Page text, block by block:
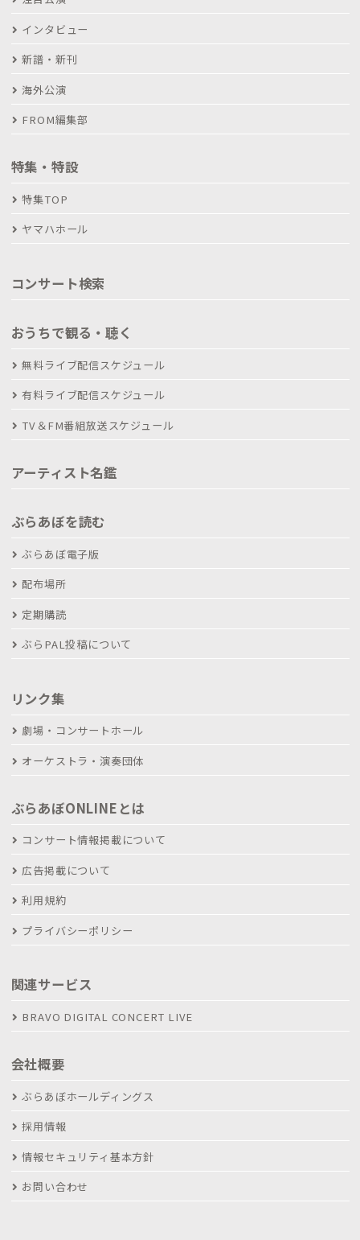
インタビュー
新譜・新刊
海外公演
FROM編集部
特集・特設
特集TOP
ヤマハホール
コンサート検索
おうちで観る・聴く
無料ライブ配信スケジュール
有料ライブ配信スケジュール
TV＆FM番組放送スケジュール
アーティスト名鑑
ぶらあぼを読む
ぶらあぼ電子版
配布場所
定期購読
ぶらPAL投稿について
リンク集
劇場・コンサートホール
オーケストラ・演奏団体
ぶらあぼONLINEとは
コンサート情報掲載について
広告掲載について
利用規約
プライバシーポリシー
関連サービス
BRAVO DIGITAL CONCERT LIVE
会社概要
ぶらあぼホールディングス
採用情報
情報セキュリティ基本方針
お問い合わせ